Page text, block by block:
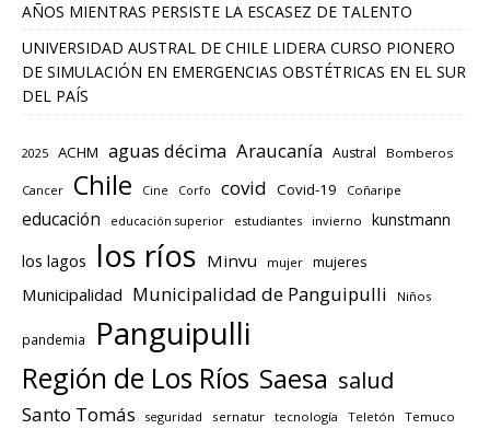
AÑOS MIENTRAS PERSISTE LA ESCASEZ DE TALENTO
UNIVERSIDAD AUSTRAL DE CHILE LIDERA CURSO PIONERO
DE SIMULACIÓN EN EMERGENCIAS OBSTÉTRICAS EN EL SUR
DEL PAÍS
2025 ACHM aguas décima Araucanía Austral Bomberos
Cancer Chile Cine Corfo covid Covid-19 Coñaripe
educación educación superior estudiantes invierno kunstmann
los lagos los ríos Minvu mujer mujeres
Municipalidad Municipalidad de Panguipulli Niños
pandemia Panguipulli
Región de Los Ríos Saesa salud
Santo Tomás seguridad sernatur tecnología Teletón Temuco